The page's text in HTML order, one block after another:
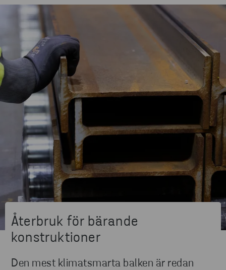
Återbruk för bärande
konstruktioner
Den mest klimatsmarta balken är redan